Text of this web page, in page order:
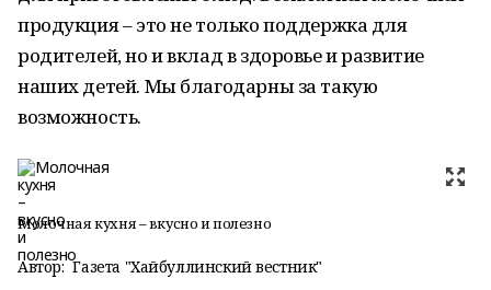
продукция – это не только поддержка для
родителей, но и вклад в здоровье и развитие
наших детей. Мы благодарны за такую
возможность.
Молочная кухня – вкусно и полезно
Автор: Газета "Хайбуллинский вестник"